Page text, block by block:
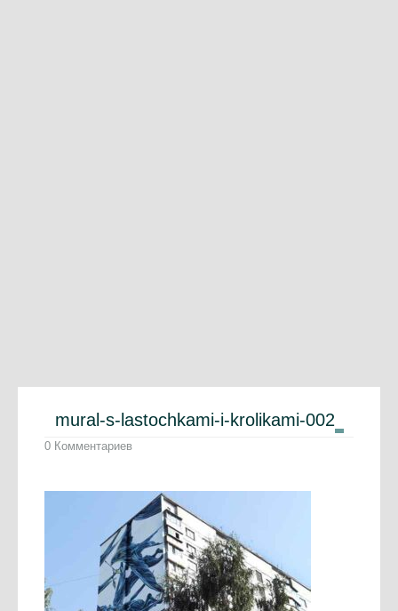
mural-s-lastochkami-i-krolikami-002
0 Комментариев